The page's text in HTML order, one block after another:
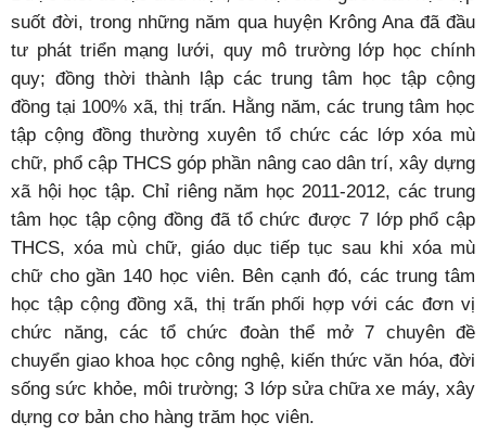
suốt đời, trong những năm qua huyện Krông Ana đã đầu
tư phát triển mạng lưới, quy mô trường lớp học chính
quy; đồng thời thành lập các trung tâm học tập cộng
đồng tại 100% xã, thị trấn. Hằng năm, các trung tâm học
tập cộng đồng thường xuyên tổ chức các lớp xóa mù
chữ, phổ cập THCS góp phần nâng cao dân trí, xây dựng
xã hội học tập. Chỉ riêng năm học 2011-2012, các trung
tâm học tập cộng đồng đã tổ chức được 7 lớp phổ cập
THCS, xóa mù chữ, giáo dục tiếp tục sau khi xóa mù
chữ cho gần 140 học viên. Bên cạnh đó, các trung tâm
học tập cộng đồng xã, thị trấn phối hợp với các đơn vị
chức năng, các tổ chức đoàn thể mở 7 chuyên đề
chuyển giao khoa học công nghệ, kiến thức văn hóa, đời
sống sức khỏe, môi trường; 3 lớp sửa chữa xe máy, xây
dựng cơ bản cho hàng trăm học viên.